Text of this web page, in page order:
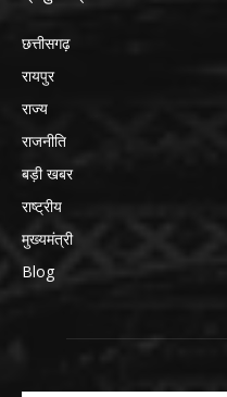
छत्तीसगढ़
रायपुर
राज्य
राजनीति
बड़ी खबर
राष्ट्रीय
मुख्यमंत्री
Blog